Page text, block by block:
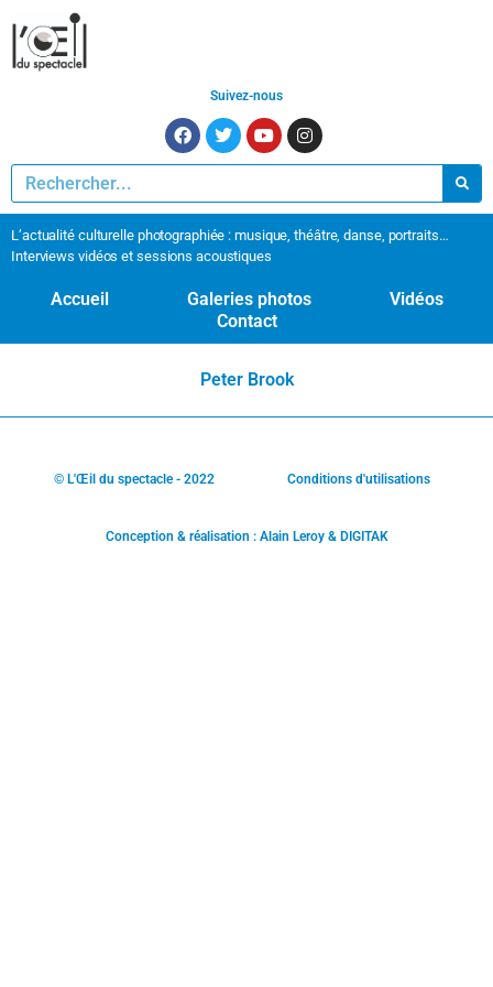
Suivez-nous
L’actualité culturelle photographiée : musique, théâtre, danse, portraits…
Interviews vidéos et sessions acoustiques
Accueil Galeries photos
Vidéos
Contact
Peter Brook
© L'Œil du spectacle - 2022 Conditions d'utilisations
Conception & réalisation : Alain Leroy & DIGITAK